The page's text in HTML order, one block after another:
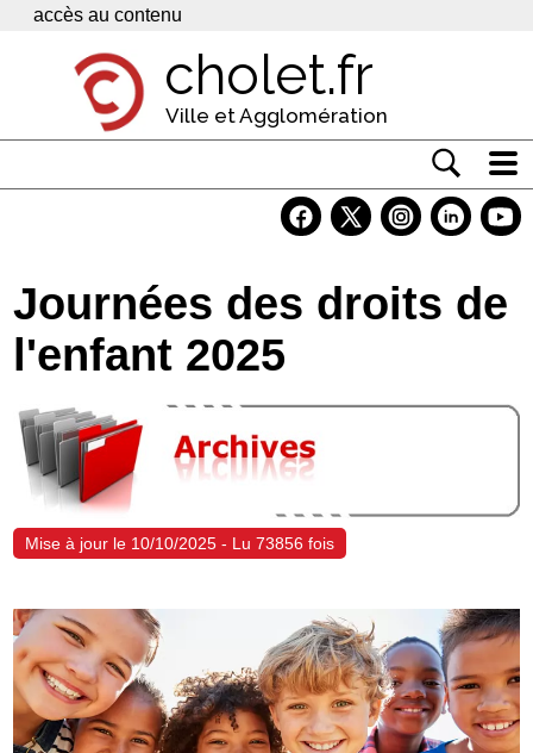
Panneau de gestion des cookies
accès au contenu
cholet.fr
Ville et Agglomération
Economie
Services
Contacts
Journées des droits de
l'enfant 2025
Mise à jour le 10/10/2025 - Lu 73856 fois